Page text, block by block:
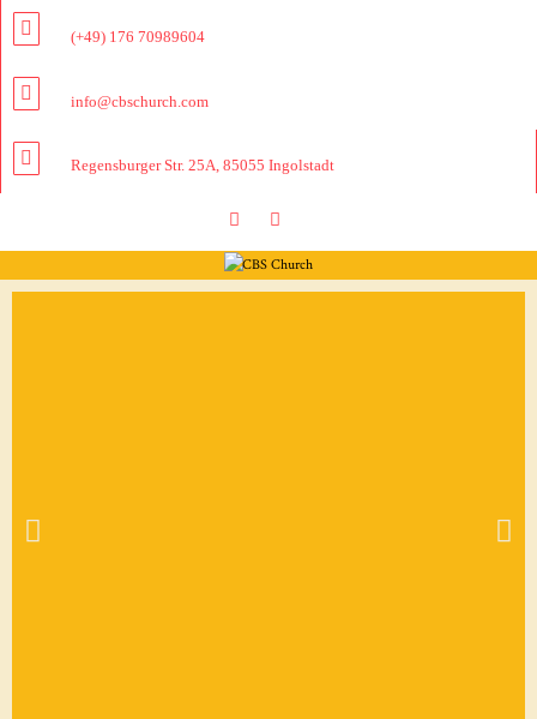
(+49) 176 70989604
info@cbschurch.com
Regensburger Str. 25A, 85055 Ingolstadt